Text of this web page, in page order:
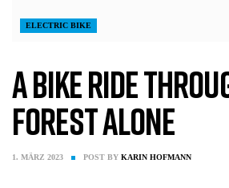
ELECTRIC BIKE
A bike ride
forest alone
1. MÄRZ 2023 POST BY KARIN HOFMANN